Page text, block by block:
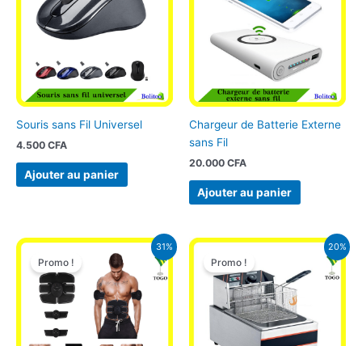
Souris sans Fil Universel
4.500 CFA
Ajouter au panier
Chargeur de Batterie Externe
sans Fil
20.000 CFA
Ajouter au panier
31%
Promo !
Le
initial
était :
29.000 CFA.
Le
actuel
est :
19.900 CFA.
20%
Promo !
Le
initial
était :
50.000 CFA.
Le
actuel
est :